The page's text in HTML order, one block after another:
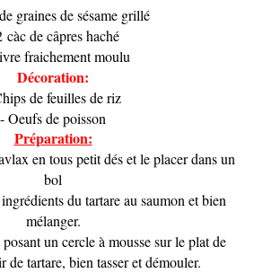
graines de sésame grillé
càc de câpres haché
fraichement moulu
Décoration:
de feuilles de riz
- Oeufs de poisson
Préparation:
en tous petit dés et le placer dans un
bol
du tartare au saumon et bien
mélanger.
un cercle à mousse sur le plat de
de tartare, bien tasser et démouler.